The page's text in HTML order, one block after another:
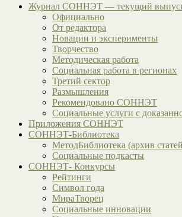
Журнал СОННЭТ — текущий
Официально
От редактора
Новации и эксперименты
Творчество
Методическая работа
Социальная работа в регионах
Третий сектор
Размышления
Рекомендовано СОННЭТ
Социальные услуги с
Приложения СОННЭТ
СОННЭТ-Библиотека
МетодБиблиотека (архив
Социальные подкасты
СОННЭТ- Конкурсы
Рейтинги
Символ года
МираТворец
Социальные инновации